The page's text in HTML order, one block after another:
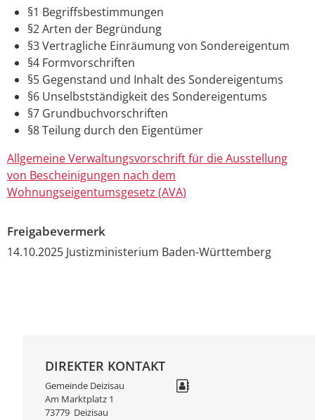
§1 Begriffsbestimmungen
§2 Arten der Begründung
§3 Vertragliche Einräumung von Sondereigentum
§4 Formvorschriften
§5 Gegenstand und Inhalt des Sondereigentums
§6 Unselbstständigkeit des Sondereigentums
§7 Grundbuchvorschriften
§8 Teilung durch den Eigentümer
Allgemeine Verwaltungsvorschrift für die Ausstellung
von Bescheinigungen nach dem
Wohnungseigentumsgesetz (AVA)
Freigabevermerk
14.10.2025 Justizministerium Baden-Württemberg
DIREKTER KONTAKT
Gemeinde Deizisau
Am Marktplatz 1
73779 Deizisau